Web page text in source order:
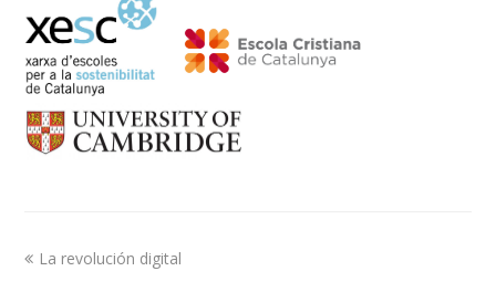
La revolución digital